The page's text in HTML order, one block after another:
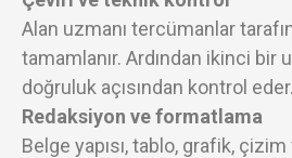
Alan uzmanı tercümanlar
tamamlanır. Ardından ikinci bir
doğruluk açısından kontrol eder.
Redaksiyon ve formatlama
Belge yapısı, tablo, grafik, çizim